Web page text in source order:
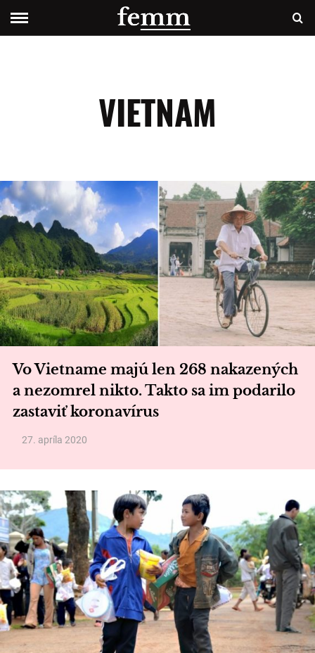
VIETNAM
Vo Vietname majú len 268 nakazených
a nezomrel nikto. Takto sa im podarilo
zastaviť koronavírus
27. apríla 2020